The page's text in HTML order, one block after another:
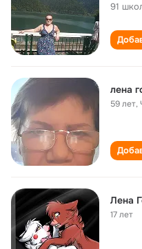
91
лена
59 лет,
Лена
17 лет